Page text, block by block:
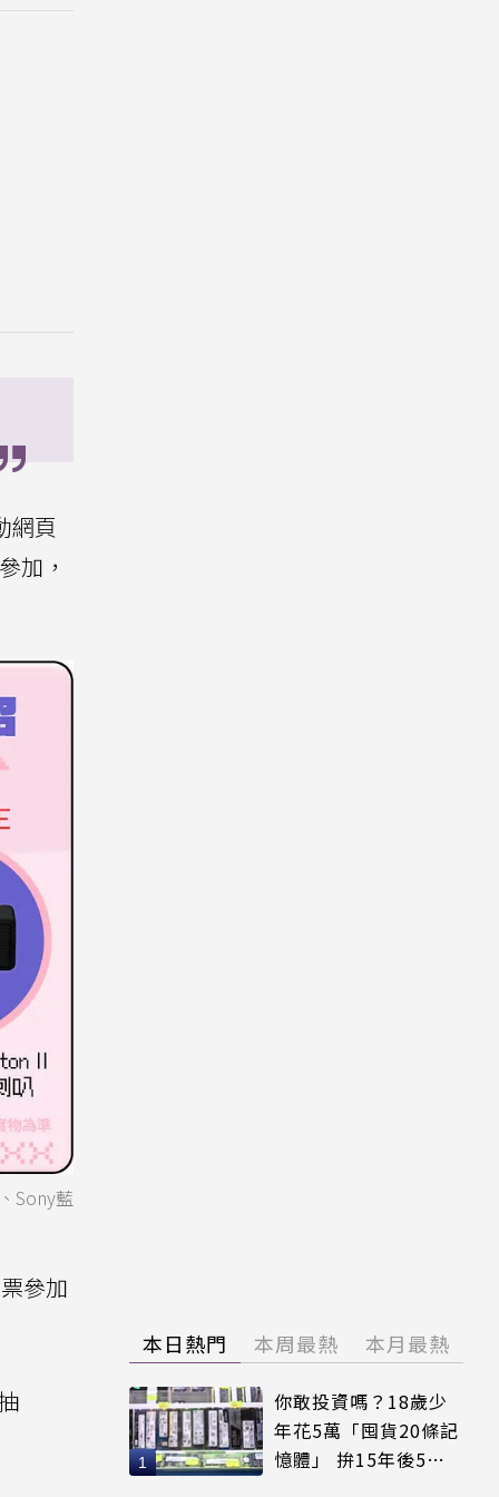
網頁
加，
Sony藍
參加
本日熱門 本周最熱 本月最熱
你敢投資嗎？18歲少
年花5萬「囤貨20條記
憶體」 拚15年後5倍